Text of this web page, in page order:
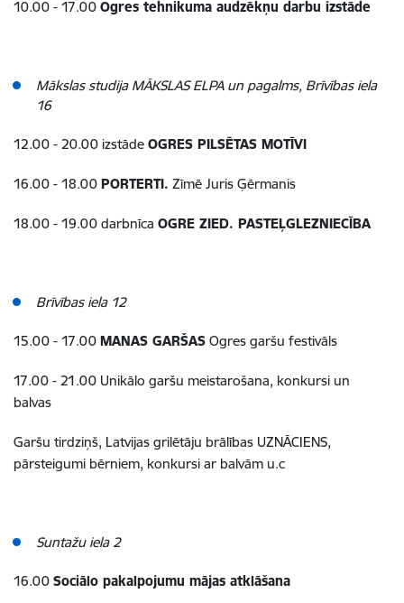
10.00 - 17.00 Ogres tehnikuma audzēkņu darbu izstāde
Mākslas studija MĀKSLAS ELPA un pagalms, Brīvības iela
16
12.00 - 20.00 izstāde OGRES PILSĒTAS MOTĪVI
16.00 - 18.00 PORTERTI. Zīmē Juris Ģērmanis
18.00 - 19.00 darbnīca OGRE ZIED. PASTEĻGLEZNIECĪBA
Brīvības iela 12
15.00 - 17.00 MANAS GARŠAS Ogres garšu festivāls
17.00 - 21.00 Unikālo garšu meistarošana, konkursi un
balvas
Garšu tirdziņš, Latvijas grilētāju brālības UZNĀCIENS,
pārsteigumi bērniem, konkursi ar balvām u.c
Suntažu iela 2
16.00 Sociālo pakalpojumu mājas atklāšana